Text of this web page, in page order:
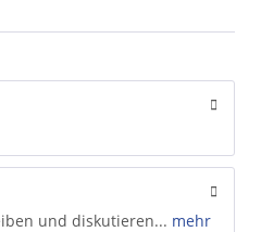
und diskutieren... mehr